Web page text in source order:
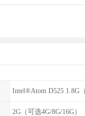
Intel®Atom D525 1.8G
2G（可选4G/8G/16G）